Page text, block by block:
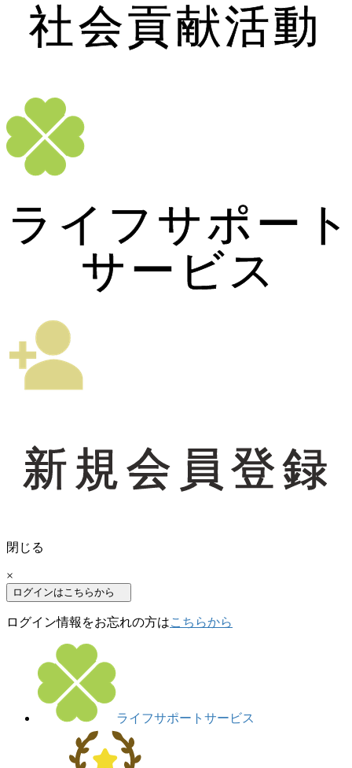
社会貢献活動
ライフサポート
サービス
新規会員登録
閉じる
×
ログインはこちらから
ログイン情報をお忘れの方はこちらから
ライフサポートサービス